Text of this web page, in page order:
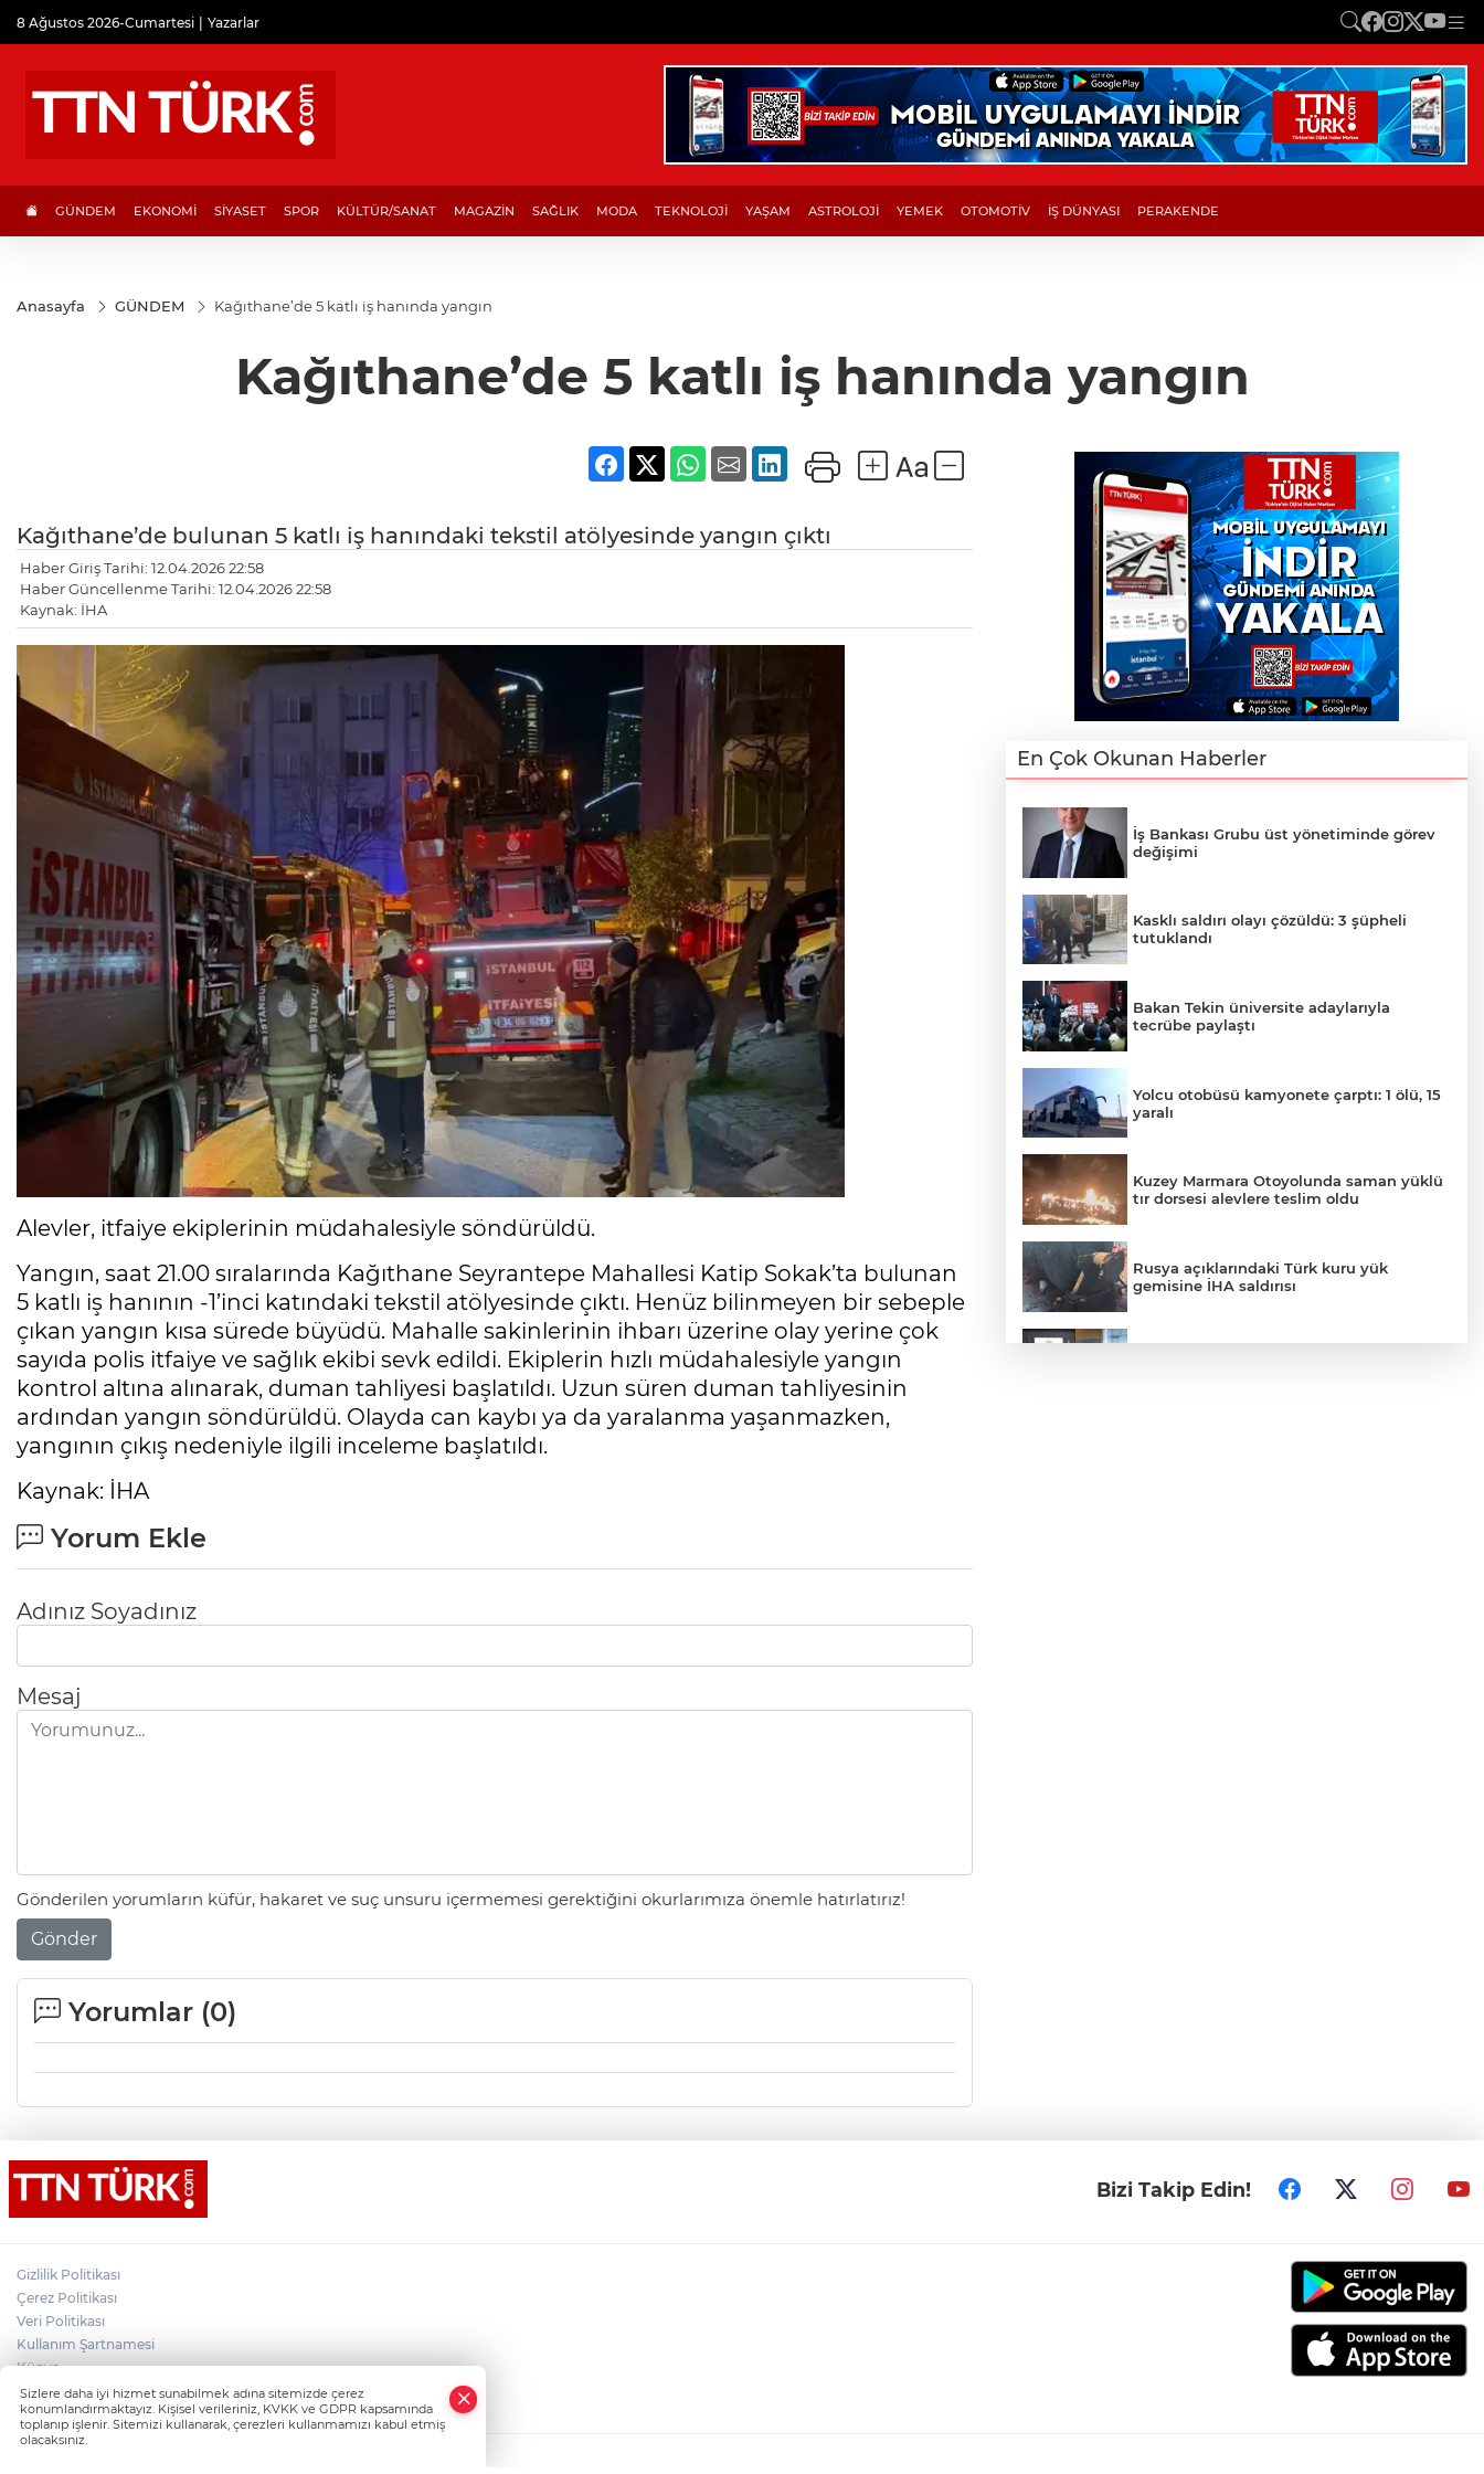
8 Ağustos 2026-Cumartesi Yazarlar
GÜNDEM EKONOMİ SİYASET SPOR KÜLTÜR/SANAT MAGAZİN SAĞLIK MODA TEKNOLOJİ YAŞAM ASTROLOJİ YEMEK OTOMOTİV İŞ DÜNYASI PERAKENDE
Anasayfa GÜNDEM Kağıthane’de 5 katlı iş hanında yangın
Kağıthane’de 5 katlı iş hanında yangın
Kağıthane’de bulunan 5 katlı iş hanındaki tekstil atölyesinde yangın çıktı
Haber Giriş Tarihi: 12.04.2026 22:58
Haber Güncellenme Tarihi: 12.04.2026 22:58
Kaynak: İHA
Alevler, itfaiye ekiplerinin müdahalesiyle söndürüldü.
Yangın, saat 21.00 sıralarında Kağıthane Seyrantepe Mahallesi Katip Sokak’ta bulunan
5 katlı iş hanının -1’inci katındaki tekstil atölyesinde çıktı. Henüz bilinmeyen bir sebeple
çıkan yangın kısa sürede büyüdü. Mahalle sakinlerinin ihbarı üzerine olay yerine çok
sayıda polis itfaiye ve sağlık ekibi sevk edildi. Ekiplerin hızlı müdahalesiyle yangın
kontrol altına alınarak, duman tahliyesi başlatıldı. Uzun süren duman tahliyesinin
ardından yangın söndürüldü. Olayda can kaybı ya da yaralanma yaşanmazken,
yangının çıkış nedeniyle ilgili inceleme başlatıldı.
Kaynak: İHA
Yorum Ekle
Adınız Soyadınız
Mesaj
Gönderilen yorumların küfür, hakaret ve suç unsuru içermemesi gerektiğini okurlarımıza önemle hatırlatırız!
Gönder
Yorumlar (0)
En Çok Okunan Haberler
İş Bankası Grubu üst yönetiminde görev
değişimi
Kasklı saldırı olayı çözüldü: 3 şüpheli
tutuklandı
Bakan Tekin üniversite adaylarıyla
tecrübe paylaştı
Yolcu otobüsü kamyonete çarptı: 1 ölü, 15
yaralı
Kuzey Marmara Otoyolunda saman yüklü
tır dorsesi alevlere teslim oldu
Rusya açıklarındaki Türk kuru yük
gemisine İHA saldırısı
Bizi Takip Edin!
Gizlilik Politikası
Çerez Politikası
Veri Politikası
Kullanım Şartnamesi
Künye
İletişim
Sizlere daha iyi hizmet sunabilmek adına sitemizde çerez
konumlandırmaktayız. Kişisel verileriniz, KVKK ve GDPR kapsamında
toplanıp işlenir. Sitemizi kullanarak, çerezleri kullanmamızı kabul etmiş
olacaksınız.
Whatsapp